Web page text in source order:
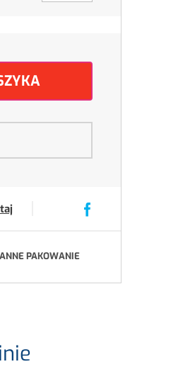
PAKOWANIE